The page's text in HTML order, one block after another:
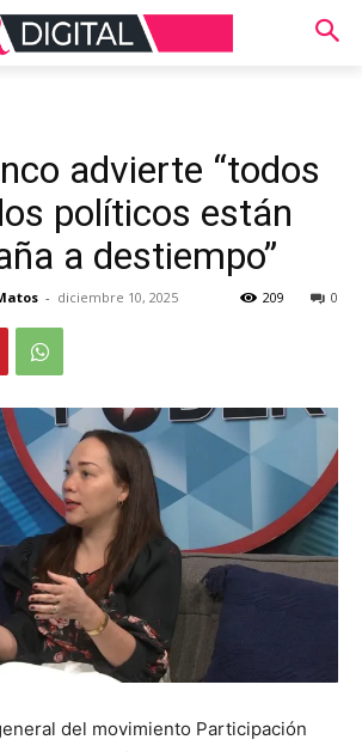
advierte “todos
políticos están
a destiempo”
- diciembre 10, 2025 0
209
del movimiento Participación